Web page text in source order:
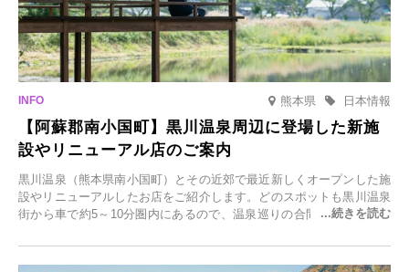
熊本県 日本情報
【阿蘇郡南小国町】黒川温泉周辺に登場した新施
設やリニューアル店のご案内
黒川温泉（熊本県南小国町）とその近郊で最近新しくオープンした施
設やリニューアルしたお店をご紹介します。どのスポットも黒川温泉
街から車で約5～10分圏内にあるので、温泉巡りの合間に気軽に立ち
元食材にこだわったレストランなど、多彩な魅力が満載です。黒川温
泉の新たな楽しみとしてチェックしてみてください。